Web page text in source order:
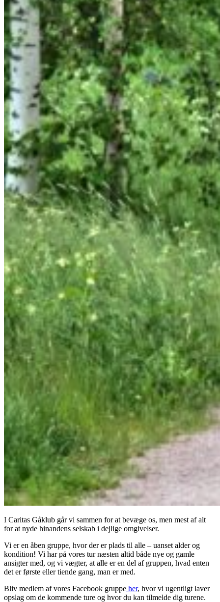
I Caritas Gåklub går vi sammen for at bevæge os, men mest af alt
for at nyde hinandens selskab i dejlige omgivelser.
Vi er en åben gruppe, hvor der er plads til alle – uanset alder og
kondition! Vi har på vores tur næsten altid både nye og gamle
ansigter med, og vi vægter, at alle er en del af gruppen, hvad enten
det er første eller tiende gang, man er med.
Bliv medlem af vores Facebook gruppe her, hvor vi ugentligt laver
opslag om de kommende ture og hvor du kan tilmelde dig turene.